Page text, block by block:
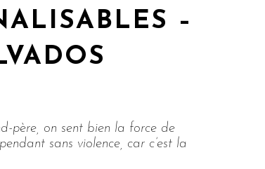
–
père, on sent bien la force de
sans violence, car c’est la